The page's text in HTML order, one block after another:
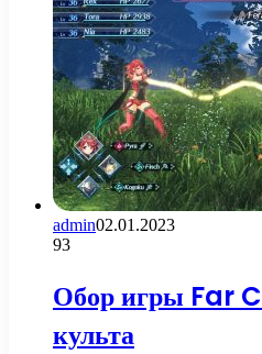
admin02.01.2023
93
Обор игры Far
культа